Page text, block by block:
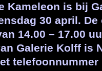
Kameleon is bij
30 april.
14.00 – 17.00
Galerie Kolff is
telefoonnummer